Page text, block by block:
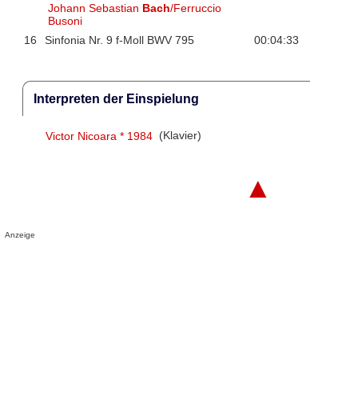
Johann Sebastian Bach/Ferruccio
Busoni
16
Sinfonia Nr. 9 f-Moll BWV 795 00:04:33
Interpreten der Einspielung
Victor Nicoara * 1984 (Klavier)
▲
Anzeige